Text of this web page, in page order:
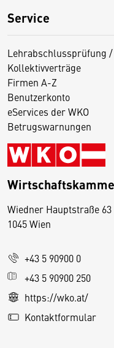
Service
Lehrabschlussprüfung
Kollektivverträge
Firmen A-Z
Benutzerkonto
eServices der WKO
Betrugswarnungen
Wiedner Hauptstraße 63
1045 Wien
+43 5 90900 0
+43 5 90900 250
https://wko.at/
Kontaktformular
D
s
e
S
e